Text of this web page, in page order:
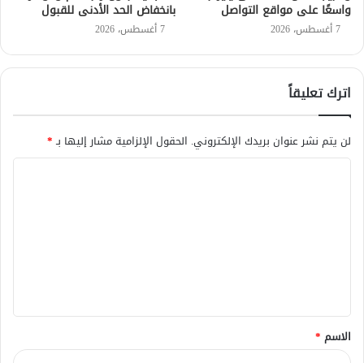
واسعًا على مواقع التواصل
7 أغسطس، 2026
بانخفاض الحد الأدنى للقبول
7 أغسطس، 2026
اترك تعليقاً
لن يتم نشر عنوان بريدك الإلكتروني. الحقول الإلزامية مشار إليها بـ*
ق
*
الاسم *